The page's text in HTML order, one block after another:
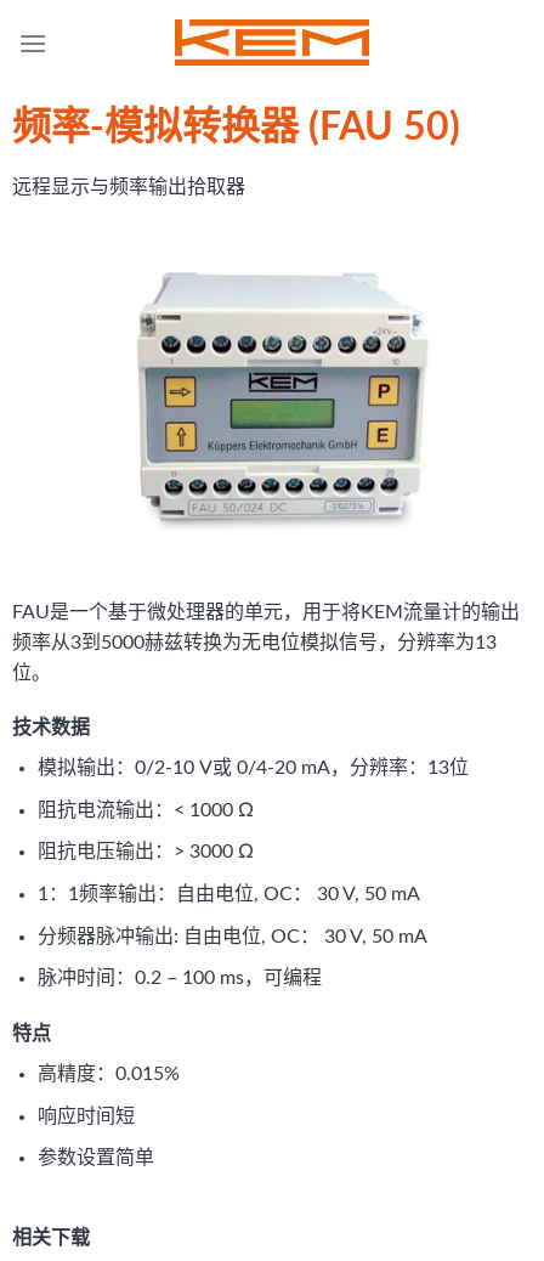
频率-模拟转换器 (FAU 50)
远程显示与频率输出拾取器
FAU是一个基于微处理器的单元，用于将KEM流量计的输出
频率从3到5000赫兹转换为无电位模拟信号，分辨率为13
位。
技术数据
模拟输出：0/2-10 V或 0/4-20 mA，分辨率：13位
阻抗电流输出：< 1000 Ω
阻抗电压输出：> 3000 Ω
1：1频率输出：自由电位, OC： 30 V, 50 mA
分频器脉冲输出: 自由电位, OC： 30 V, 50 mA
脉冲时间：0.2 – 100 ms，可编程
特点
高精度：0.015%
响应时间短
参数设置简单
相关下载